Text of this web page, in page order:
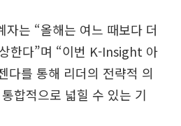
자는 “올해는 여느 때보다 더
한다”며 “이번 K-Insight 아
다를 통해 리더의 전략적 의
합적으로 넓힐 수 있는 기